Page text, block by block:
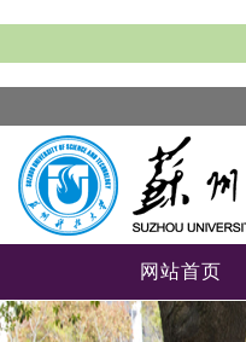
网站首页
-->